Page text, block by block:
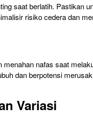
saat berlatih. Pastikan
risiko cedera dan
nafas saat
dan berpotensi
Variasi